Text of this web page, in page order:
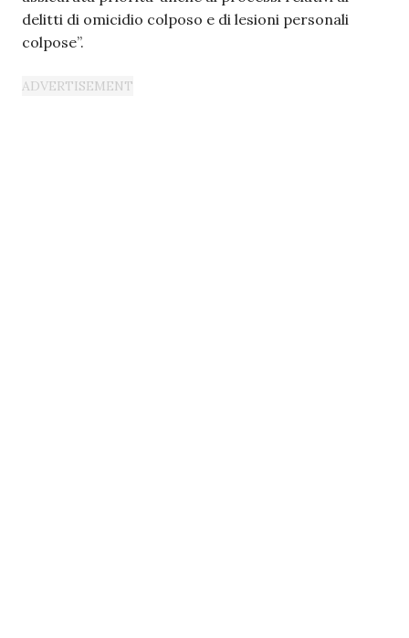
delitti di omicidio colposo e di lesioni personali
colpose”.